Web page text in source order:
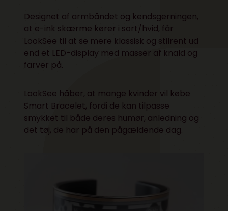
Designet af armbåndet og kendsgerningen,
at e-ink skærme kører i sort/hvid, får
LookSee til at se mere klassisk og stilrent ud
end et LED-display med masser af knald og
farver på.
LookSee håber, at mange kvinder vil købe
Smart Bracelet, fordi de kan tilpasse
smykket til både deres humør, anledning og
det tøj, de har på den pågældende dag.